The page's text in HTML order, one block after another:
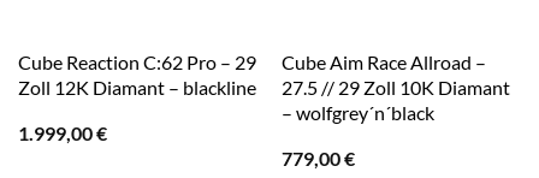
Cube Reaction C:62 Pro – 29
Zoll 12K Diamant – blackline
1.999,00€
Cube Aim Race Allroad –
27.5 // 29 Zoll 10K Diamant
– wolfgrey´n´black
779,00€